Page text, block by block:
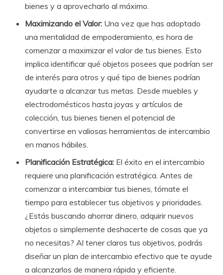
bienes y a aprovecharlo al máximo.
Maximizando el Valor: Una vez que has adoptado
una mentalidad de empoderamiento, es hora de
comenzar a maximizar el valor de tus bienes. Esto
implica identificar qué objetos posees que podrían ser
de interés para otros y qué tipo de bienes podrían
ayudarte a alcanzar tus metas. Desde muebles y
electrodomésticos hasta joyas y artículos de
colección, tus bienes tienen el potencial de
convertirse en valiosas herramientas de intercambio
en manos hábiles.
Planificación Estratégica: El éxito en el intercambio
requiere una planificación estratégica. Antes de
comenzar a intercambiar tus bienes, tómate el
tiempo para establecer tus objetivos y prioridades.
¿Estás buscando ahorrar dinero, adquirir nuevos
objetos o simplemente deshacerte de cosas que ya
no necesitas? Al tener claros tus objetivos, podrás
diseñar un plan de intercambio efectivo que te ayude
a alcanzarlos de manera rápida y eficiente.